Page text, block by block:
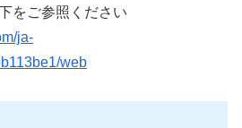
をご参照ください
ja-
web